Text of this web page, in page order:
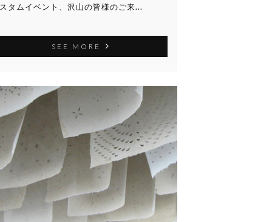
スタムイベント、沢山の皆様のご来...
SEE MORE